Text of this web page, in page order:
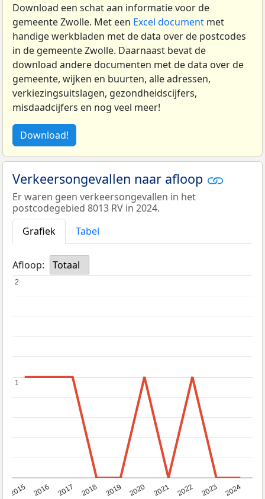
Download een schat aan informatie voor de
gemeente Zwolle. Met een Excel document met
handige werkbladen met de data over de postcodes
in de gemeente Zwolle. Daarnaast bevat de
download andere documenten met de data over de
gemeente, wijken en buurten, alle adressen,
verkiezingsuitslagen, gezondheidscijfers,
misdaadcijfers en nog veel meer!
Download!
Verkeersongevallen naar afloop
Er waren geen verkeersongevallen in het
postcodegebied 8013 RV in 2024.
Grafiek
Tabel
Afloop: Totaal
2015 2016 2017 2018 2019 2020 2021 2022 2023 2024
1
1
2
2